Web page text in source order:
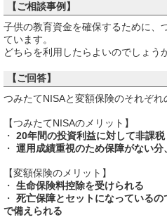
【ご相談事例】
子供の教育資金を確保するために、
ています。
どちらを利用したらよいのでしょう
【ご回答】
つみたてNISAと変額保険のそれぞれ
【つみたてNISAのメリット】
・ 20年間の投資利益に対して非課税
・ 運用成績重視のため保障がない分
【変額保険のメリット】
・ 生命保険料控除を受けられる
・ 死亡保障とセットになっている
で備えられる